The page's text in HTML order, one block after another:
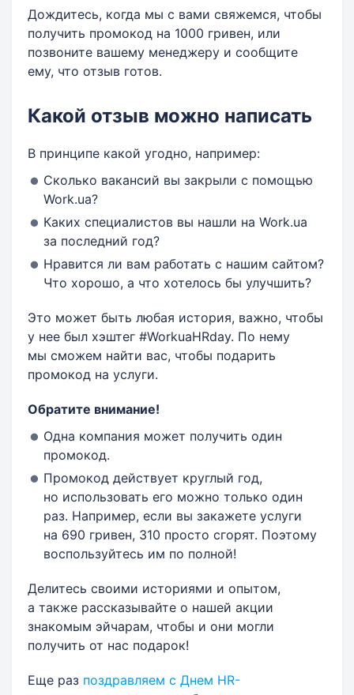
Дождитесь, когда мы с вами свяжемся, чтобы
получить промокод на 1000 гривен, или
позвоните вашему менеджеру и сообщите
ему, что отзыв готов.
Какой отзыв можно написать
В принципе какой угодно, например:
Сколько вакансий вы закрыли с помощью
Work.ua?
Каких специалистов вы нашли на Work.ua
за последний год?
Нравится ли вам работать с нашим сайтом?
Что хорошо, а что хотелось бы улучшить?
Это может быть любая история, важно, чтобы
у нее был хэштег #WorkuaHRday. По нему
мы сможем найти вас, чтобы подарить
промокод на услуги.
Обратите внимание!
Одна компания может получить один
промокод.
Промокод действует круглый год,
но использовать его можно только один
раз. Например, если вы закажете услуги
на 690 гривен, 310 просто сгорят. Поэтому
воспользуйтесь им по полной!
Делитесь своими историями и опытом,
а также рассказывайте о нашей акции
знакомым эйчарам, чтобы и они могли
получить от нас подарок!
Еще раз поздравляем с Днем HR-